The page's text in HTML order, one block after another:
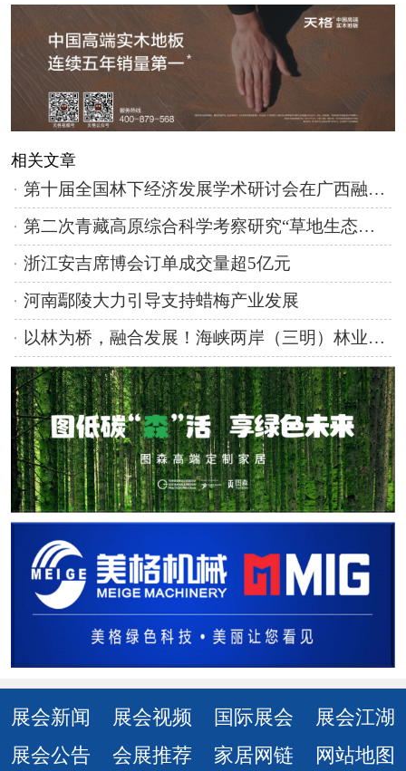
相关文章
第十届全国林下经济发展学术研讨会在广西融水召开
第二次青藏高原综合科学考察研究“草地生态系统与生态畜牧业”专题取得的系统性与原创性成果发布
浙江安吉席博会订单成交量超5亿元
河南鄢陵大力引导支持蜡梅产业发展
以林为桥，融合发展！海峡两岸（三明）林业博览会暨投资贸易洽谈会回眸
展会新闻 展会视频 国际展会
展会江湖
展会公告
会展推荐 家居网链 网站地图